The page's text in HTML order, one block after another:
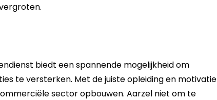
biedt een spannende mogelijkheid om
te versterken. Met de juiste opleiding en motivatie
sector opbouwen. Aarzel niet om te